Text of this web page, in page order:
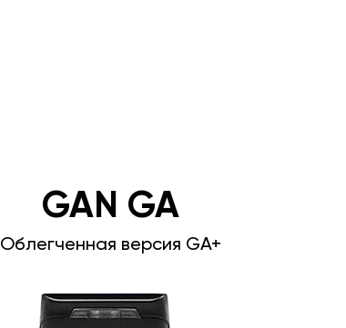
GAN GA
Облегченная версия GA+